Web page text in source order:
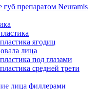
губ препаратом Neuramis
ягодиц
лица
под глазами
средней трети
лица филлерами